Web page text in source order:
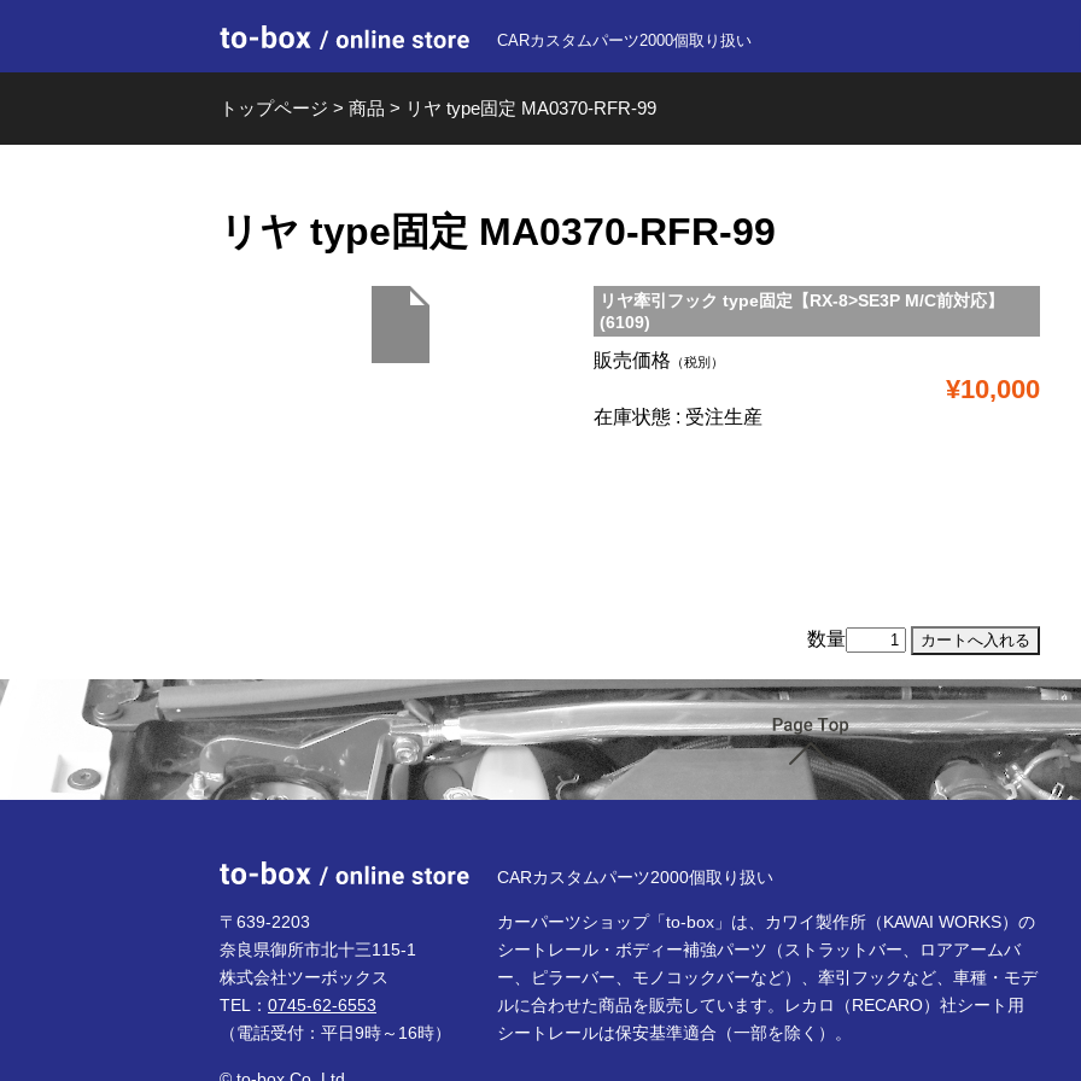
to-box online store
CARカスタムパーツ2000個取り扱い
トップページ > 商品 > リヤ type固定 MA0370-RFR-99
リヤ type固定 MA0370-RFR-99
リヤ牽引フック type固定【RX-8>SE3P M/C前対応】
(6109)
販売価格 （税別）
¥10,000
在庫状態 : 受注生産
数量
ページTOP
to-box online store
CARカスタムパーツ2000個取り扱い
〒639-2203
奈良県御所市北十三115-1
株式会社ツーボックス
TEL： 0745-62-6553
（電話受付：平日9時～16時）
カーパーツショップ「to-box」は、カワイ製作所（KAWAI WORKS）の
シートレール・ボディー補強パーツ（ストラットバー、ロアアームバ
ー、ピラーバー、モノコックバーなど）、牽引フックなど、車種・モデ
ルに合わせた商品を販売しています。レカロ（RECARO）社シート用
シートレールは保安基準適合（一部を除く）。